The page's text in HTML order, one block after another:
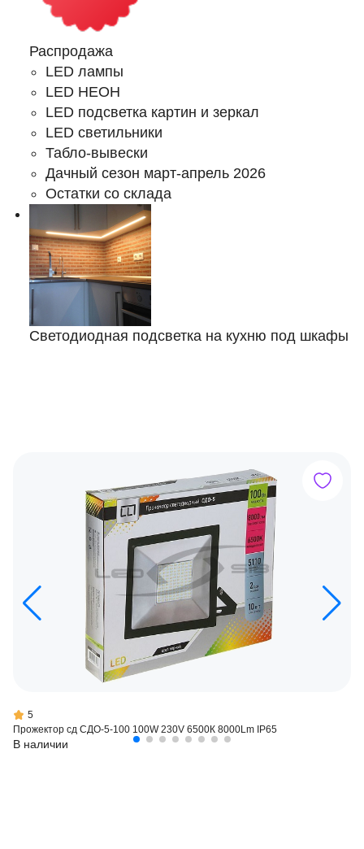
Распродажа
LED лампы
LED НЕОН
LED подсветка картин и зеркал
LED светильники
Табло-вывески
Дачный сезон март-апрель 2026
Остатки со склада
Светодиодная подсветка на кухню под шкафы
5
Прожектор сд СДО-5-100 100W 230V 6500К 8000Lm IP65
В наличии